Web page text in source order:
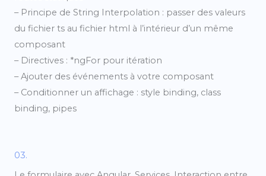
– Principe de String Interpolation : passer des valeurs
du fichier ts au fichier html à l’intérieur d’un même
composant
– Directives : *ngFor pour itération
– Ajouter des événements à votre composant
– Conditionner un affichage : style binding, class
binding, pipes
03.